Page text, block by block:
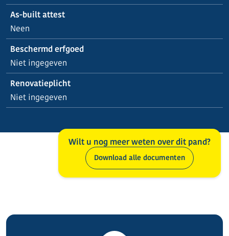
As-built attest
Neen
Beschermd erfgoed
Niet ingegeven
Renovatieplicht
Niet ingegeven
Wilt u nog meer weten over dit pand?
Download alle documenten